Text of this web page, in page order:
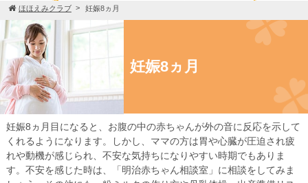
ほほえみクラブ 妊娠8ヵ月
妊娠8ヵ月
妊娠8ヵ月目になると、お腹の中の赤ちゃんが外の音に反応を示して
くれるようになります。しかし、ママの方は胃や心臓が圧迫され疲
れや動機が感じられ、不安な気持ちになりやすい時期でもありま
す。不安を感じた時は、「明治赤ちゃん相談室」に相談をしてみま